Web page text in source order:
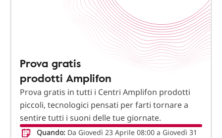
Prova gratis
prodotti Amplifon
Prova gratis in tutti i Centri Amplifon prodotti
piccoli, tecnologici pensati per farti tornare a
sentire tutti i suoni delle tue giornate.
Quando: Da Giovedì 23 Aprile 08:00 a Giovedì 31